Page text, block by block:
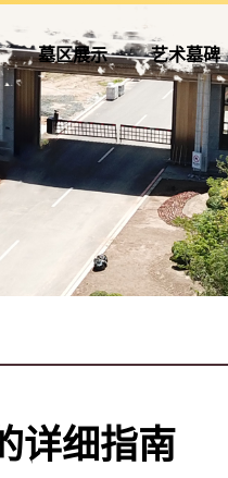
墓区展示 艺术墓碑
详细指南